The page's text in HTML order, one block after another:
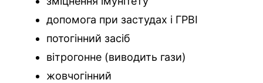
допомога при застудах і ГРВІ
потогінний засіб
вітрогонне (виводить гази)
жовчогінний